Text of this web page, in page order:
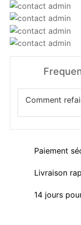
Comment
Paiement
Livraison
14 jours